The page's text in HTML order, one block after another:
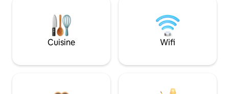
Cuisine Wifi